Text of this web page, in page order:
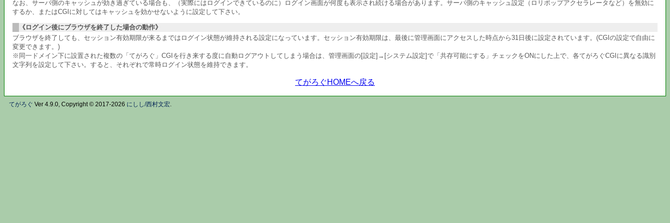
なお、サーバ側のキャッシュが効き過ぎている場合も、（実際にはログインできているのに）ログイン画面が何度も表示され続ける場合があります。サーバ側のキャッシュ設定（ロリポップアクセラレータなど）を無効に
するか、またはCGIに対してはキャッシュを効かせないように設定して下さい。
《ログイン後にブラウザを終了した場合の動作》
ブラウザを終了しても、セッション有効期限が来るまではログイン状態が維持される設定になっています。セッション有効期限は、最後に管理画面にアクセスした時点から31日後に設定されています。(CGIの設定で自由に
変更できます。)
※同一ドメイン下に設置された複数の「てがろぐ」CGIを行き来する度に自動ログアウトしてしまう場合は、管理画面の[設定]→[システム設定]で「共存可能にする」チェックをONにした上で、各てがろぐCGIに異なる識別
文字列を設定して下さい。すると、それぞれで常時ログイン状態を維持できます。
てがろぐHOMEへ戻る
てがろぐ Ver 4.9.0, Copyright © 2017-2026 にしし/西村文宏.